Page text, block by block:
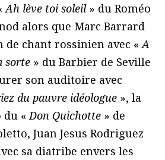
Ah lève toi soleil » du Roméo
alors que Marc Barrard
de chant rossinien avec « A
sorte » du Barbier de Seville
son auditoire avec
du pauvre idéologue », la
du « Don Quichotte » de
Juan Jesus Rodriguez
sa diatribe envers les